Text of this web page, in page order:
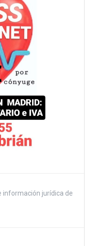
información jurídica de